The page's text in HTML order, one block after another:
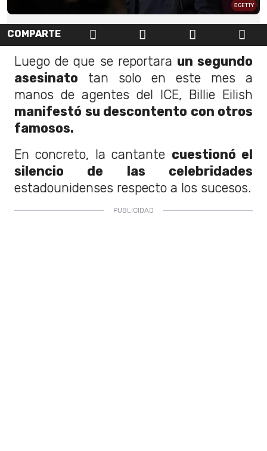
GETTY
COMPARTE
Luego de que se reportara un segundo
asesinato tan solo en este mes a
manos de agentes del ICE, Billie Eilish
manifestó su descontento con otros
famosos.
En concreto, la cantante cuestionó el
silencio de las celebridades
estadounidenses respecto a los sucesos.